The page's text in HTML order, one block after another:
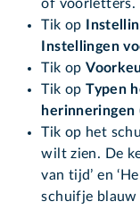
of voorletters.
Tik op
Instellingen
Tik op
Tik opTypen
herinneringen
Tik op het
wilt zien. De
van tijd’ en
schuifje